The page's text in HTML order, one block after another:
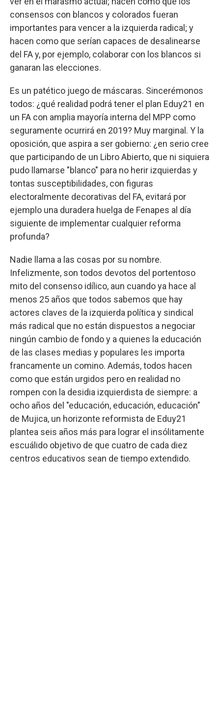
consensos con blancos y colorados fueran
importantes para vencer a la izquierda radical; y
hacen como que serían capaces de desalinearse
del FA y, por ejemplo, colaborar con los blancos si
ganaran las elecciones.
Es un patético juego de máscaras. Sincerémonos
todos: ¿qué realidad podrá tener el plan Eduy21 en
un FA con amplia mayoría interna del MPP como
seguramente ocurrirá en 2019? Muy marginal. Y la
oposición, que aspira a ser gobierno: ¿en serio cree
que participando de un Libro Abierto, que ni siquiera
pudo llamarse "blanco" para no herir izquierdas y
tontas susceptibilidades, con figuras
electoralmente decorativas del FA, evitará por
ejemplo una duradera huelga de Fenapes al día
siguiente de implementar cualquier reforma
profunda?
Nadie llama a las cosas por su nombre.
Infelizmente, son todos devotos del portentoso
mito del consenso idílico, aun cuando ya hace al
menos 25 años que todos sabemos que hay
actores claves de la izquierda política y sindical
más radical que no están dispuestos a negociar
ningún cambio de fondo y a quienes la educación
de las clases medias y populares les importa
francamente un comino. Además, todos hacen
como que están urgidos pero en realidad no
rompen con la desidia izquierdista de siempre: a
ocho años del "educación, educación, educación"
de Mujica, un horizonte reformista de Eduy21
plantea seis años más para lograr el insólitamente
escuálido objetivo de que cuatro de cada diez
centros educativos sean de tiempo extendido.